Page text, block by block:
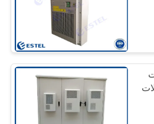
خارجية